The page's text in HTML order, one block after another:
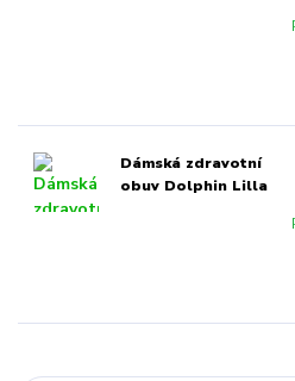
Dámská zdravotní
obuv Dolphin Lilla